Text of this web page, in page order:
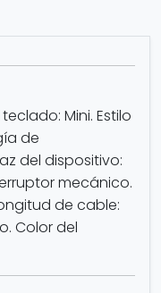
Mini. Estilo
de
del dispositivo:
mecánico.
de cable:
Color del